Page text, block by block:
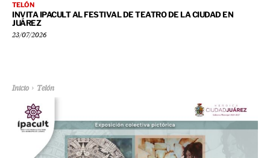
TELÓN
INVITA IPACULT AL FESTIVAL DE TEATRO DE LA CIUDAD EN
JUÁREZ
23/07/2026